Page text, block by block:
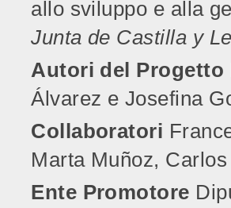
allo sviluppo e alla
Junta de Castilla y
Autori del Progetto
Álvarez e Josefina
Collaboratori
Marta Muñoz,
Ente Promotore